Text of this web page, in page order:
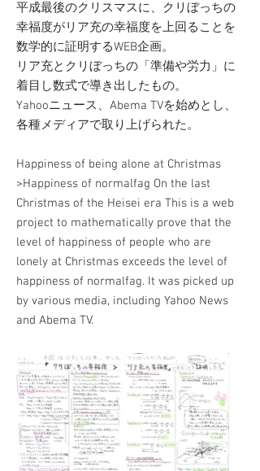
平成最後のクリスマスに、クリぼっちの
幸福度がリア充の幸福度を上回ることを
数学的に証明するWEB企画。
リア充とクリぼっちの「準備や労力」に
着目し数式で導き出したもの。
Yahooニュース、Abema TVを始めとし、
各種メディアで取り上げられた。
Happiness of being alone at Christmas
>Happiness of normalfag On the last
Christmas of the Heisei era This is a web
project to mathematically prove that the
level of happiness of people who are
lonely at Christmas exceeds the level of
happiness of normalfag. It was picked up
by various media, including Yahoo News
and Abema TV.